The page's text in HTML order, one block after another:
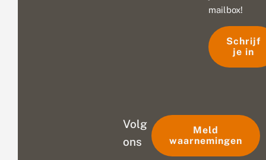
mailbox!
Schrijf
je in
Volg
ons
Meld
waarnemingen